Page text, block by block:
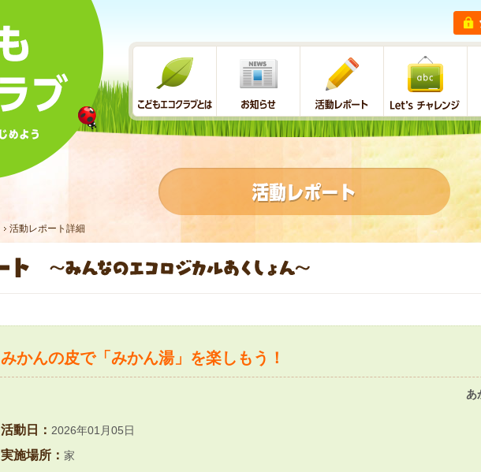
活動レポート詳細
みかんの皮で「みかん湯」を楽しもう！
あ
活動日： 2026年01月05日
実施場所： 家